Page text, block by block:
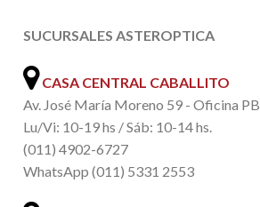
SUCURSALES ASTEROPTICA
CASA CENTRAL CABALLITO
Av. José María Moreno 59 - Oficina PB
Lu/Vi: 10-19 hs / Sáb: 10-14 hs.
(011) 4902-6727
WhatsApp (011) 5331 2553